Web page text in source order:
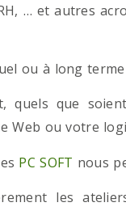
RH, … et autres
ou à long
quels que
Web ou votre
PC SOFT nous
les